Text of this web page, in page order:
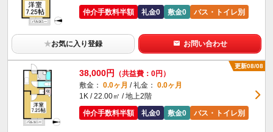
仲介手数料半額
礼金0 敷金0 バス・トイレ別
★お気に入り登録 お問い合わせ
更新08/08
38,000円
（共益費：0円）
敷金： 0.0ヶ月 / 礼金： 0.0ヶ月
1K / 22.00㎡ / 地上2階
仲介手数料半額
礼金0 敷金0 バス・トイレ別